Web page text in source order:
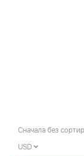
Сначала без
USD